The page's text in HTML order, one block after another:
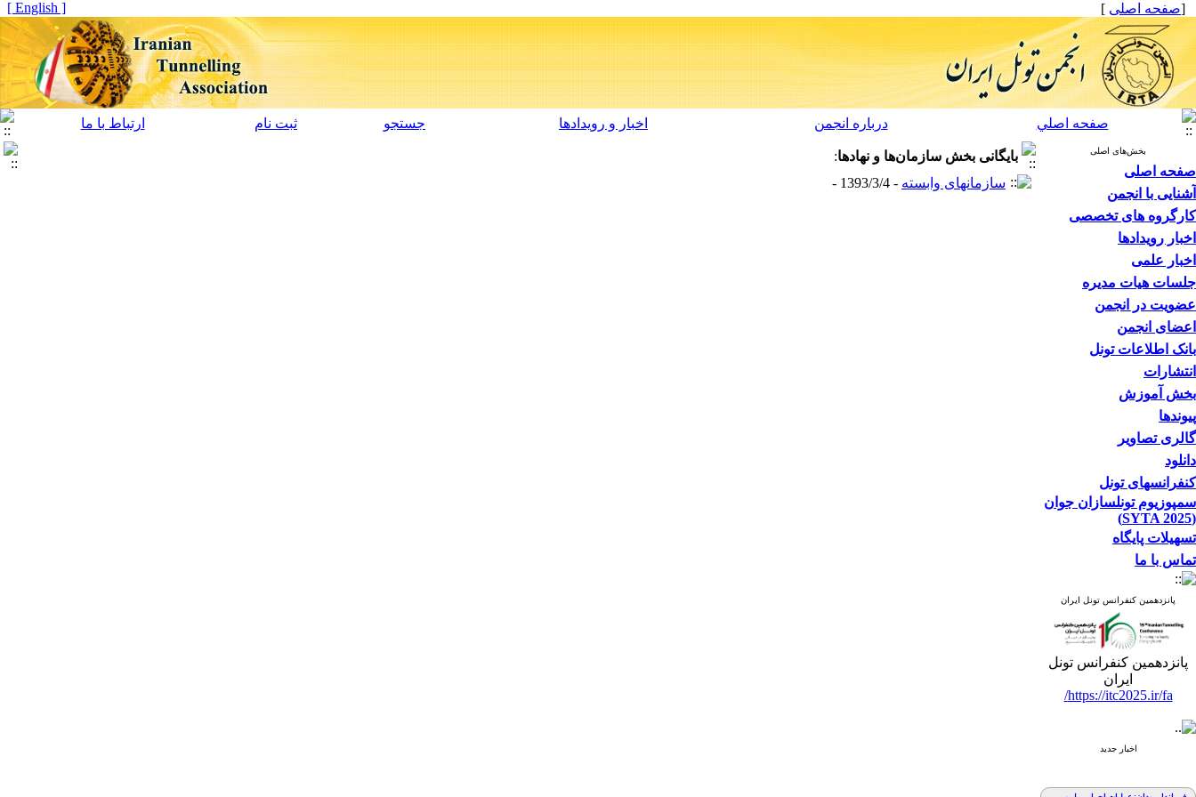
[صفحه اصلی ]
[ English ]
صفحه اصلي درباره انجمن اخبار و رویدادها جستجو ثبت نام ارتباط با ما
بخش‌های اصلی
صفحه اصلی
آشنایی با انجمن
کارگروه های تخصصی
اخبار رویدادها
اخبار علمی
جلسات هیات مدیره
عضویت در انجمن
اعضای انجمن
بانک اطلاعات تونل
انتشارات
بخش آموزش
پیوندها
گالری تصاویر
دانلود
کنفرانسهای تونل
سمپوزیوم تونلسازان جوان
(SYTA 2025)
تسهیلات پایگاه
تماس با ما
پانزدهمین کنفرانس تونل ایران
پانزدهمین کنفرانس تونل
ایران
https://itc2025.ir/fa/
اخبار جدید
فرماندار رودان: عملیات اجرایی پل و
بایگانی بخش سازمان‌ها و نهادها:
سازمانهای وابسته - 1393/3/4 -